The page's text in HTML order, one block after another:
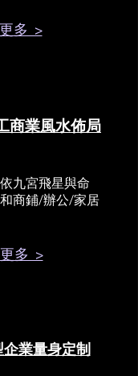
更多 >
商業風水佈局
九宮飛星與命
商鋪/辦公/家居
更多 >
企業量身定制